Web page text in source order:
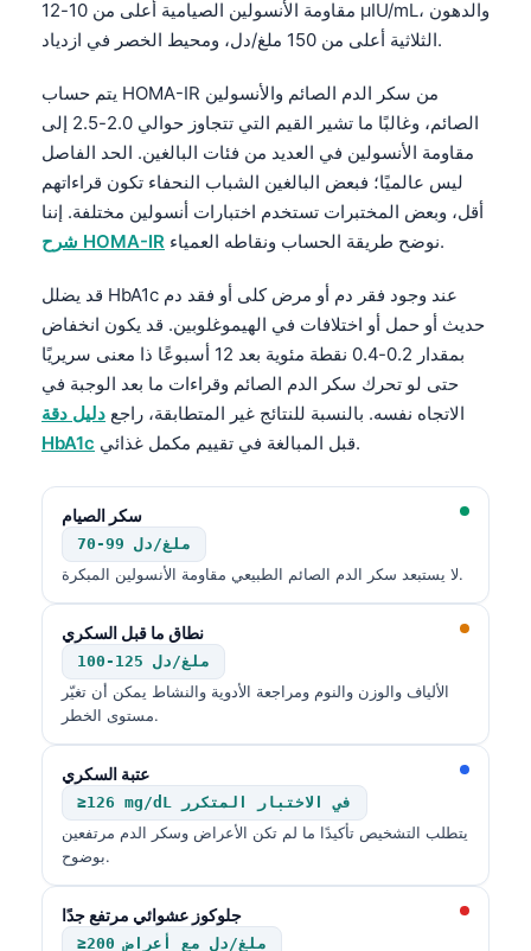
مقاومة الأنسولين الصيامية أعلى من 10-12 µIU/mL، والدهون
الثلاثية أعلى من 150 ملغ/دل، ومحيط الخصر في ازدياد.
يتم حساب HOMA-IR من سكر الدم الصائم والأنسولين
الصائم، وغالبًا ما تشير القيم التي تتجاوز حوالي 2.0-2.5 إلى
مقاومة الأنسولين في العديد من فئات البالغين. الحد الفاصل
ليس عالميًا؛ فبعض البالغين الشباب النحفاء تكون قراءاتهم
أقل، وبعض المختبرات تستخدم اختبارات أنسولين مختلفة. إننا
شرح HOMA-IR
نوضح طريقة الحساب ونقاطه العمياء.
قد يضلل HbA1c عند وجود فقر دم أو مرض كلى أو فقد دم
حديث أو حمل أو اختلافات في الهيموغلوبين. قد يكون انخفاض
بمقدار 0.2-0.4 نقطة مئوية بعد 12 أسبوعًا ذا معنى سريريًا
حتى لو تحرك سكر الدم الصائم وقراءات ما بعد الوجبة في
الاتجاه نفسه. بالنسبة للنتائج غير المتطابقة، راجع دليل دقة
HbA1c
قبل المبالغة في تقييم مكمل غذائي.
سكر الصيام
70-99 ملغ/دل
لا يستبعد سكر الدم الصائم الطبيعي مقاومة الأنسولين المبكرة.
نطاق ما قبل السكري
100-125 ملغ/دل
الألياف والوزن والنوم ومراجعة الأدوية والنشاط يمكن أن تغيّر
مستوى الخطر.
عتبة السكري
≥126 mg/dL في الاختبار المتكرر
يتطلب التشخيص تأكيدًا ما لم تكن الأعراض وسكر الدم مرتفعين
بوضوح.
جلوكوز عشوائي مرتفع جدًا
≥200 ملغ/دل مع أعراض